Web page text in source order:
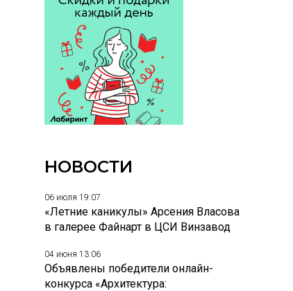
НОВОСТИ
06 июля 19:07
«Летние каникулы» Арсения Власова
в галерее Файнарт в ЦСИ Винзавод
04 июня 13:06
Объявлены победители онлайн-
конкурса «Архитектура: